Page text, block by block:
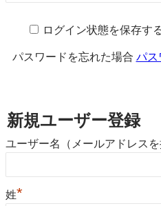
ログイン状態を保存す
パスワードを忘れた場合 パス
新規ユーザー登録
ユーザー名（メールアドレスを
姓*